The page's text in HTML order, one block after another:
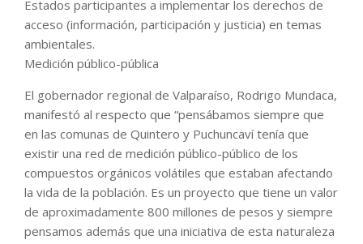
Estados participantes a implementar los derechos de
acceso (información, participación y justicia) en temas
ambientales.
Medición público-pública
El gobernador regional de Valparaíso, Rodrigo Mundaca,
manifestó al respecto que “pensábamos siempre que
en las comunas de Quintero y Puchuncaví tenía que
existir una red de medición público-público de los
compuestos orgánicos volátiles que estaban afectando
la vida de la población. Es un proyecto que tiene un valor
de aproximadamente 800 millones de pesos y siempre
pensamos además que una iniciativa de esta naturaleza